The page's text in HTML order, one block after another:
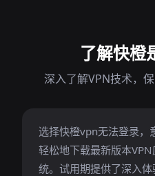
了解快橙
深入了解VPN技术，
选择快橙vpn无法登录，
轻松地下载最新版本
统。试用期提供了深入